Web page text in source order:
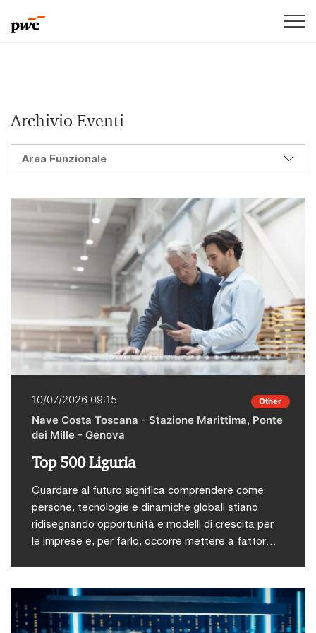
Archivio Eventi
10/07/2026 09:15 Other
Nave Costa Toscana - Stazione Marittima, Ponte
dei Mille - Genova
Top 500 Liguria
Guardare al futuro significa comprendere come
persone, tecnologie e dinamiche globali stiano
ridisegnando opportunità e modelli di crescita per
le imprese e, per farlo, occorre mettere a fattor
Repubblica Genova e l’Università di Genova,
organizza venerdì 10 luglio alle ore 9.15 a bordo
della nave Costa Toscana la decima edizione di